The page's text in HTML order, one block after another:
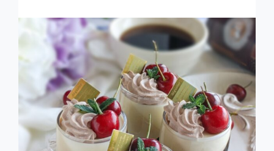
の
色々
手
仕
事